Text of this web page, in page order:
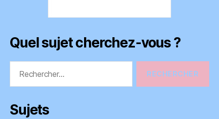
Quel sujet cherchez-vous ?
Sujets